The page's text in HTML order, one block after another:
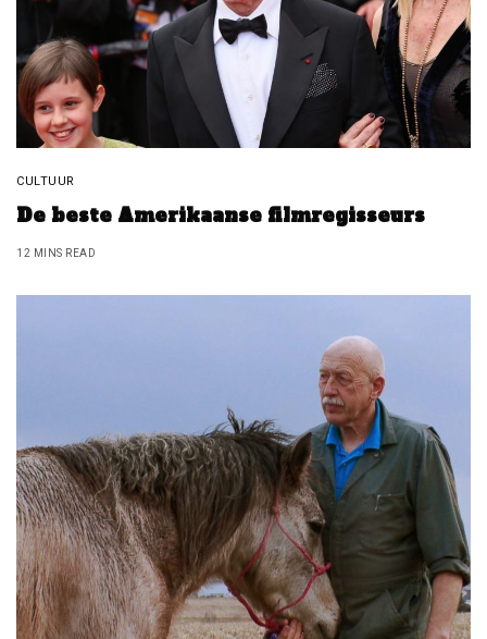
CULTUUR
De beste Amerikaanse filmregisseurs
12 MINS READ